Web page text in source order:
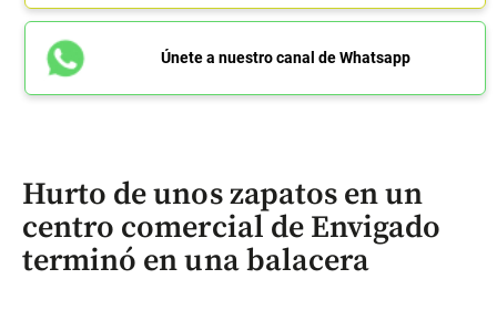
Únete a nuestro canal de Whatsapp
Hurto de unos zapatos en un
centro comercial de Envigado
terminó en una balacera